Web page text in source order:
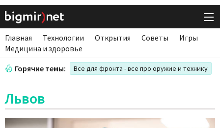
Главная Технологии Открытия Советы
Игры
Медицина и здоровье
Горячие темы: Все для фронта - все про оружие и технику
Львов